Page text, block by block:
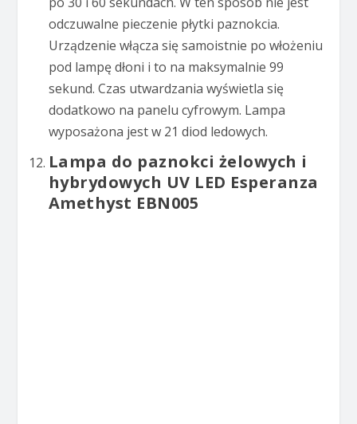
odczuwalne pieczenie płytki paznokcia.
Urządzenie włącza się samoistnie po włożeniu
pod lampę dłoni i to na maksymalnie 99
sekund. Czas utwardzania wyświetla się
dodatkowo na panelu cyfrowym. Lampa
wyposażona jest w 21 diod ledowych.
Lampa do paznokci żelowych i
hybrydowych UV LED Esperanza
Amethyst EBN005